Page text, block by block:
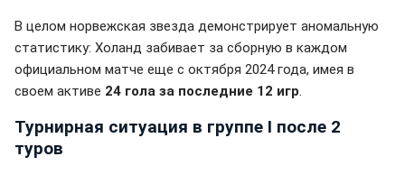
В целом норвежская звезда демонстрирует аномальную
статистику: Холанд забивает за сборную в каждом
официальном матче еще с октября 2024 года, имея в
своем активе 24 гола за последние 12 игр
Турнирная ситуация в группе I после 2
туров